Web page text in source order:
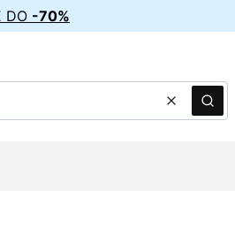
DO -70%
Wyczyść